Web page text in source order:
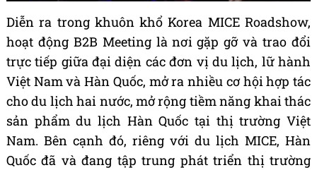
Diễn ra trong khuôn khổ Korea MICE Roadshow,
hoạt động B2B Meeting là nơi gặp gỡ và trao đổi
trực tiếp giữa đại diện các đơn vị du lịch, lữ hành
Việt Nam và Hàn Quốc, mở ra nhiều cơ hội hợp tác
cho du lịch hai nước, mở rộng tiềm năng khai thác
sản phẩm du lịch Hàn Quốc tại thị trường Việt
Nam. Bên cạnh đó, riêng với du lịch MICE, Hàn
Quốc đã và đang tập trung phát triển thị trường